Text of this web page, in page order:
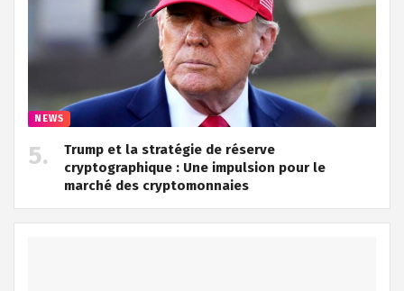
NEWS
Trump et la stratégie de réserve
cryptographique : Une impulsion pour le
marché des cryptomonnaies